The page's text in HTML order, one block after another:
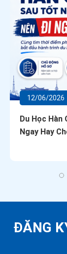
12/06/2026
Du Học
Ngay Hay
ĐĂNG